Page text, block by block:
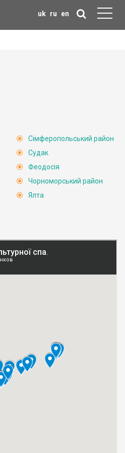
uk ru en
Сімферопольський район
Судак
Феодосія
Чорноморський район
Ялта